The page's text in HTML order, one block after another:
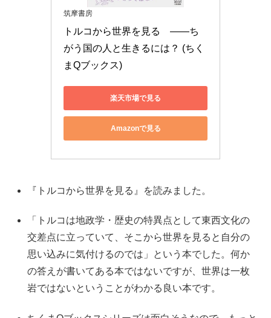
筑摩書房
トルコから世界を見る　――ち
がう国の人と生きるには？ (ちく
まQブックス)
楽天市場で見る
Amazonで見る
『トルコから世界を見る』を読みました。
「トルコは地政学・歴史の特異点として東西文化の
交差点に立っていて、そこから世界を見ると自分の
思い込みに気付けるのでは」という本でした。何か
の答えが書いてある本ではないですが、世界は一枚
岩ではないということがわかる良い本です。